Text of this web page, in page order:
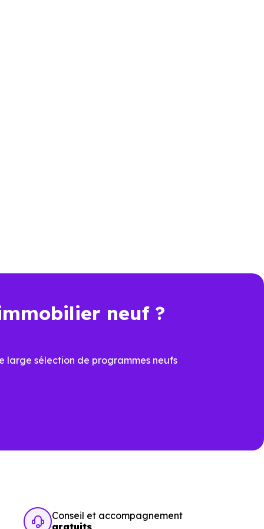
compte, pour tout projet
(57660) :
Pour comparer
neuf ?
large sélection de programmes neufs
Conseil et accompagnement
gratuits